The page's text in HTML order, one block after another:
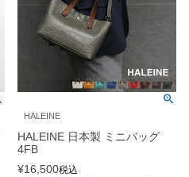
HALEINE
HALEINE 日本製 ミニバッグ
4FB
¥16,500税込